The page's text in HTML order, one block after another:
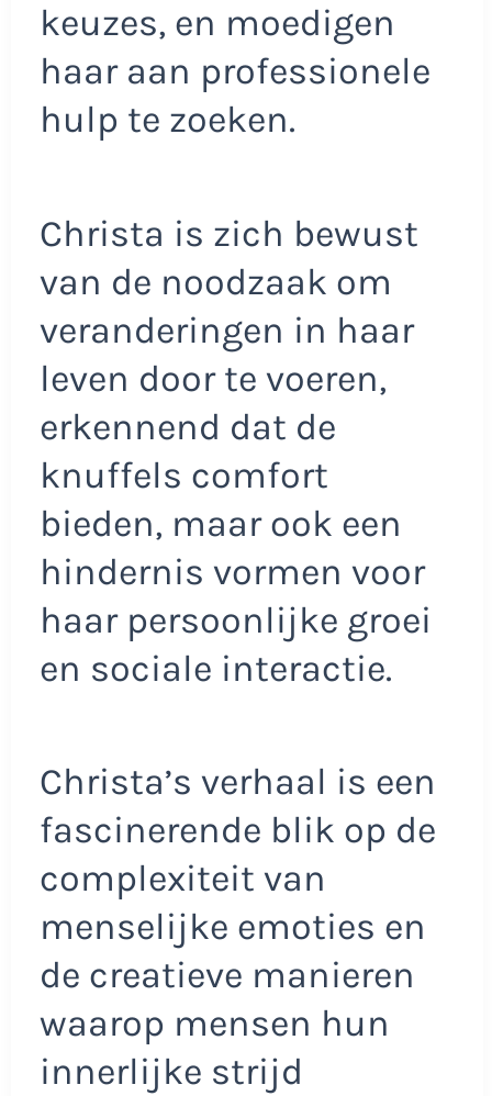
keuzes, en moedigen
haar aan professionele
hulp te zoeken.
Christa is zich bewust
van de noodzaak om
veranderingen in haar
leven door te voeren,
erkennend dat de
knuffels comfort
bieden, maar ook een
hindernis vormen voor
haar persoonlijke groei
en sociale interactie.
Christa’s verhaal is een
fascinerende blik op de
complexiteit van
menselijke emoties en
de creatieve manieren
waarop mensen hun
innerlijke strijd